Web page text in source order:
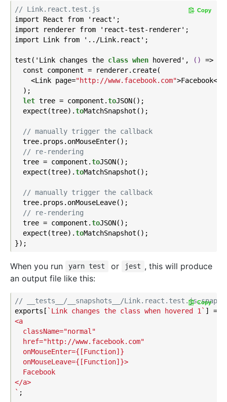
// Link.react.test.js
import React from 'react';
import renderer from 'react-test-renderer';
import Link from '../Link. react';
test('Link changes the class when hovered', () => {
  const component = renderer.create(
    <Link page=
"http://www.facebook.com">Facebook</
  );
let tree = component.toJSON() ;
  expect(tree).
toMatchSnapshot() ;
// manually trigger the callback
  tree.props.on
MouseEnter() ;
// re-rendering
  tree = component.
toJSON() ;
  expect(tree).
toMatchSnapshot() ;
// manually trigger the callback
  tree.props.on
MouseLeave() ;
// re-rendering
  tree = component.
toJSON() ;
  expect(tree).
toMatchSnapshot() ;
Copy
When you run yarn test or jest , this will produce
an output file like this:
// __tests__/__snapshots__/Link.react.test.js.snap
exports[ `Link changes the class when hovered 1` ] =
<a
  className="normal"
  href="http://www.facebook.com"
  onMouseEnter={[Function]}
  onMouseLeave={[Function]}>
  Facebook
</a>
` ;
Copy